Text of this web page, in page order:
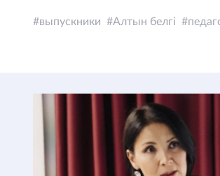
выпускники Алтын белгі